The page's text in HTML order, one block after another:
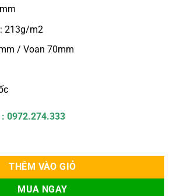
213g/m2
/ Voan 70mm
0972.274.333
Modero mã Catania số lượng
THÊM VÀO GIỎ
MUA NGAY